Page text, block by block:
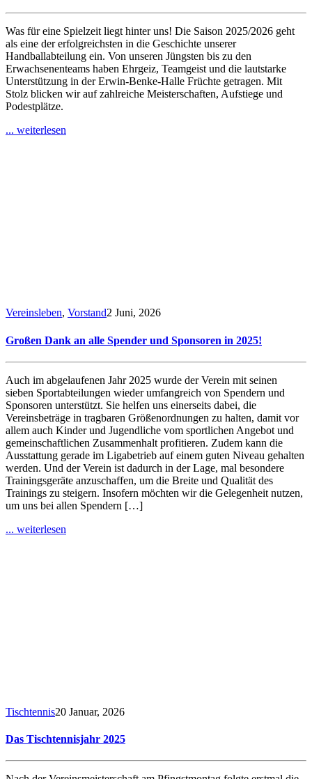
Was für eine Spielzeit liegt hinter uns! Die Saison 2025/2026 geht
als eine der erfolgreichsten in die Geschichte unserer
Handballabteilung ein. Von unseren Jüngsten bis zu den
Erwachsenenteams haben Ehrgeiz, Teamgeist und die lautstarke
Unterstützung in der Erwin-Benke-Halle Früchte getragen. Mit
Stolz blicken wir auf zahlreiche Meisterschaften, Aufstiege und
Podestplätze.
... weiterlesen
Vereinsleben, Vorstand2 Juni, 2026
Großen Dank an alle Spender und Sponsoren in 2025!
Auch im abgelaufenen Jahr 2025 wurde der Verein mit seinen
sieben Sportabteilungen wieder umfangreich von Spendern und
Sponsoren unterstützt. Sie helfen uns einerseits dabei, die
Vereinsbeträge in tragbaren Größenordnungen zu halten, damit vor
allem auch Kinder und Jugendliche vom sportlichen Angebot und
gemeinschaftlichen Zusammenhalt profitieren. Zudem kann die
Ausstattung gerade im Ligabetrieb auf einem guten Niveau gehalten
werden. Und der Verein ist dadurch in der Lage, mal besondere
Trainingsgeräte anzuschaffen, um die Breite und Qualität des
Trainings zu steigern. Insofern möchten wir die Gelegenheit nutzen,
um uns bei allen Spendern […]
... weiterlesen
Tischtennis20 Januar, 2026
Das Tischtennisjahr 2025